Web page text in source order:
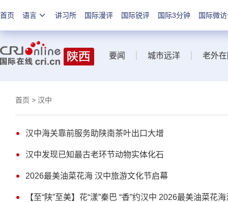
首页 语言 讲习所 国际漫评 国际锐评 国际3分钟 国际微
要闻 城市远洋 老外
首页 > 汉中
汉中海关靠前服务助陕南茶叶出口大增
汉中发现已知最古老环节动物实体化石
2026最美油菜花海 汉中旅游文化节启幕
【至“陕”至美】花“漾”秦巴 “香”约汉中 2026最美油菜花